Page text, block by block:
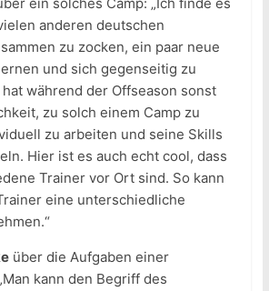
anderen deutschen
zu zocken, ein paar neue
und sich gegenseitig zu
während der Offseason sonst
zu solch einem Camp zu
zu arbeiten und seine Skills
Hier ist es auch echt cool, dass
Trainer vor Ort sind. So kann
eine unterschiedliche
über die Aufgaben einer
kann den Begriff des